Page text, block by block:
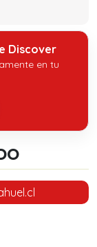
Discover
en tu